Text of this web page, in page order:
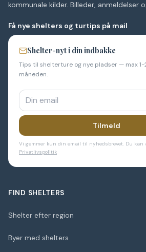
kommunale kilder. Billeder, anmeldelser
Få nye shelters og turtips på mail
Shelter-nyt i din indbakke
Tips til shelterture og nye pladser — max 1-
måneden.
Tilmeld
Vi gemmer kun din email til nyhedsbrevet. Du kan
Privatlivspolitik
FIND SHELTERS
Shelter efter region
Byer med shelters